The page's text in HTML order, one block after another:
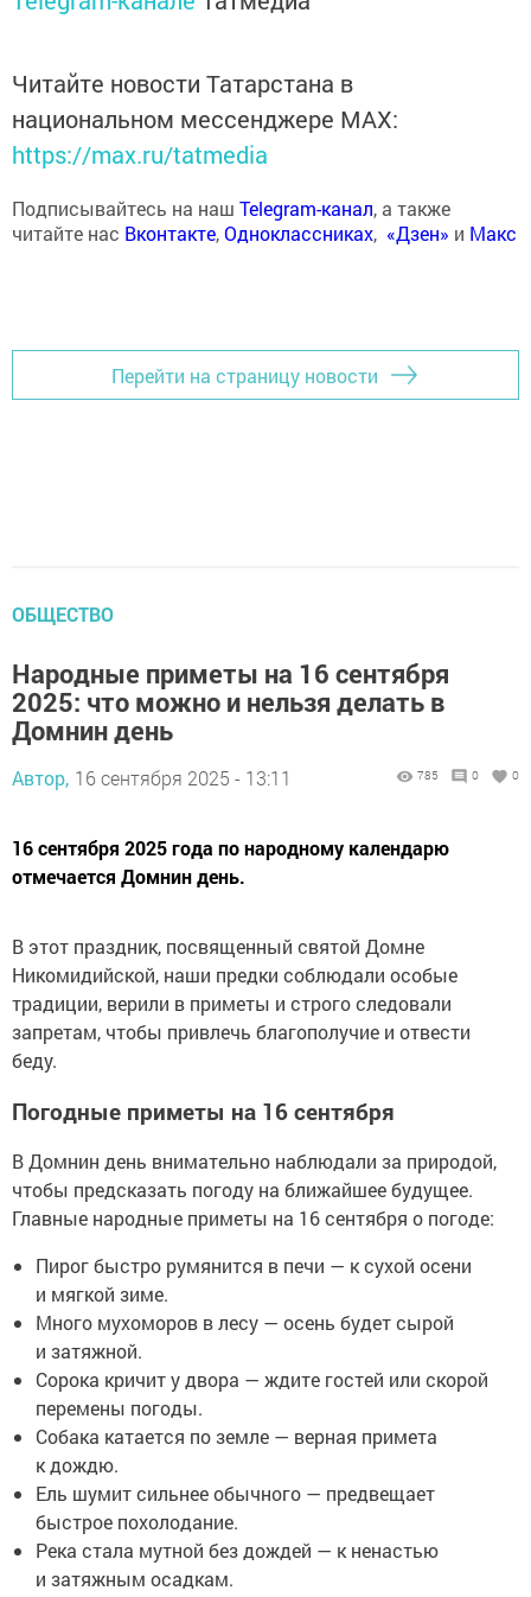
Читайте новости Татарстана в
национальном мессенджере MАХ:
https://max.ru/tatmedia
Подписывайтесь на наш Telegram-канал, а также
читайте нас Вконтакте,Одноклассниках, «Дзен» и Макс
Перейти на страницу новости
ОБЩЕСТВО
Народные приметы на 16 сентября
2025: что можно и нельзя делать в
Домнин день
Автор, 16 сентября 2025 - 13:11 785 0 0
16 сентября 2025 года по народному календарю
отмечается Домнин день.
В этот праздник, посвященный святой Домне
Никомидийской, наши предки соблюдали особые
традиции, верили в приметы и строго следовали
запретам, чтобы привлечь благополучие и отвести
беду.
Погодные приметы на 16 сентября
В Домнин день внимательно наблюдали за природой,
чтобы предсказать погоду на ближайшее будущее.
Главные народные приметы на 16 сентября о погоде:
Пирог быстро румянится в печи — к сухой осени
и мягкой зиме.
Много мухоморов в лесу — осень будет сырой
и затяжной.
Сорока кричит у двора — ждите гостей или скорой
перемены погоды.
Собака катается по земле — верная примета
к дождю.
Ель шумит сильнее обычного — предвещает
быстрое похолодание.
Река стала мутной без дождей — к ненастью
и затяжным осадкам.